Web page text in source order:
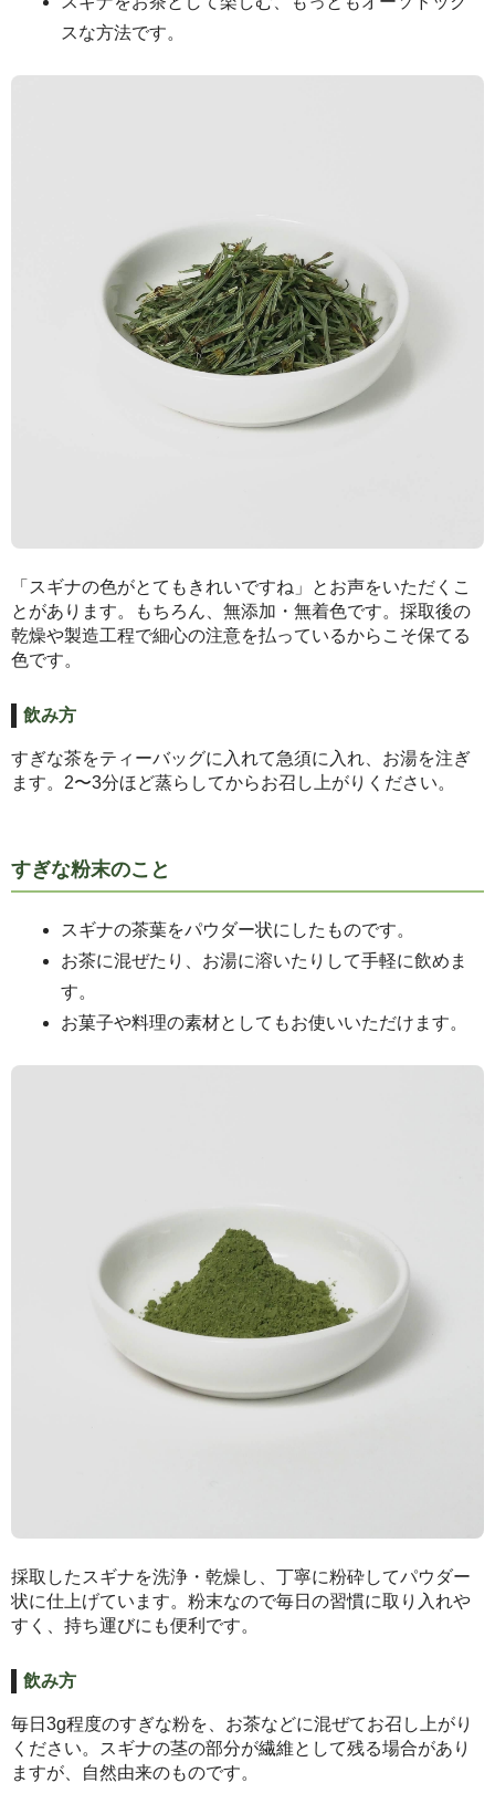
スな方法です。
「スギナの色がとてもきれいですね」とお声をいただくこ
とがあります。もちろん、無添加・無着色です。採取後の
乾燥や製造工程で細心の注意を払っているからこそ保てる
色です。
飲み方
すぎな茶をティーバッグに入れて急須に入れ、お湯を注ぎ
ます。2〜3分ほど蒸らしてからお召し上がりください。
すぎな粉末のこと
スギナの茶葉をパウダー状にしたものです。
お茶に混ぜたり、お湯に溶いたりして手軽に飲めま
す。
お菓子や料理の素材としてもお使いいただけます。
採取したスギナを洗浄・乾燥し、丁寧に粉砕してパウダー
状に仕上げています。粉末なので毎日の習慣に取り入れや
すく、持ち運びにも便利です。
飲み方
毎日3g程度のすぎな粉を、お茶などに混ぜてお召し上がり
ください。スギナの茎の部分が繊維として残る場合があり
ますが、自然由来のものです。